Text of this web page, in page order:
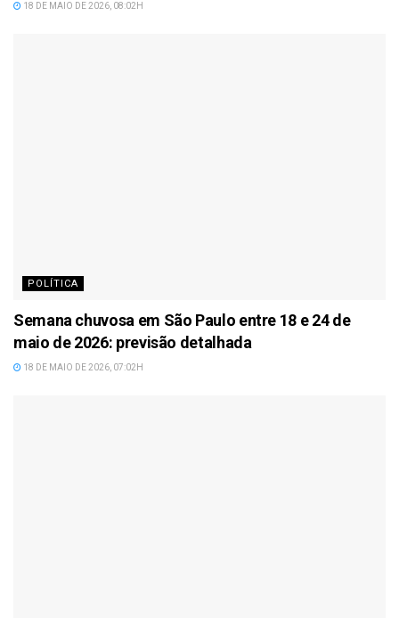
18 DE MAIO DE 2026, 08:02H
POLÍTICA
Semana chuvosa em São Paulo entre 18 e 24 de
maio de 2026: previsão detalhada
18 DE MAIO DE 2026, 07:02H